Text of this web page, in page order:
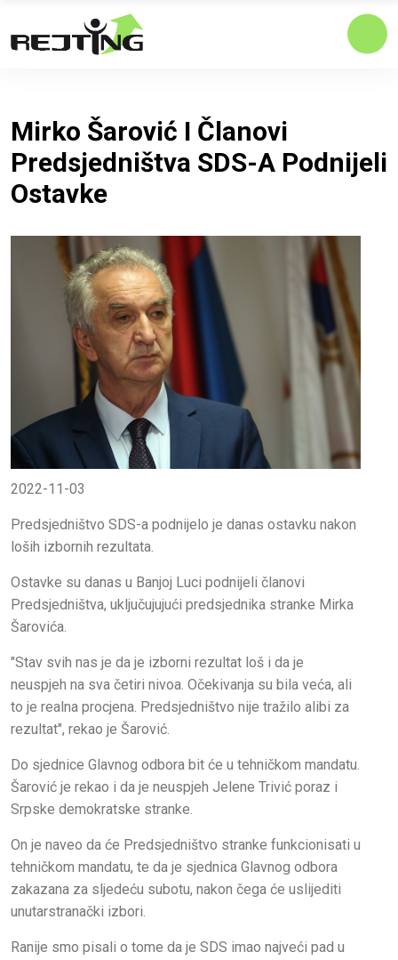
Mirko Šarović I Članovi
Predsjedništva SDS-A Podnijeli
Ostavke
2022-11-03
Predsjedništvo SDS-a podnijelo je danas ostavku nakon
loših izbornih rezultata.
Ostavke su danas u Banjoj Luci podnijeli članovi
Predsjedništva, uključujujući predsjednika stranke Mirka
Šarovića.
"Stav svih nas je da je izborni rezultat loš i da je
neuspjeh na sva četiri nivoa. Očekivanja su bila veća, ali
to je realna procjena. Predsjedništvo nije tražilo alibi za
rezultat", rekao je Šarović.
Do sjednice Glavnog odbora bit će u tehničkom mandatu.
Šarović je rekao i da je neuspjeh Jelene Trivić poraz i
Srpske demokratske stranke.
On je naveo da će Predsjedništvo stranke funkcionisati u
tehničkom mandatu, te da je sjednica Glavnog odbora
zakazana za sljedeću subotu, nakon čega će uslijediti
unutarstranački izbori.
Ranije smo pisali o tome da je SDS imao najveći pad u